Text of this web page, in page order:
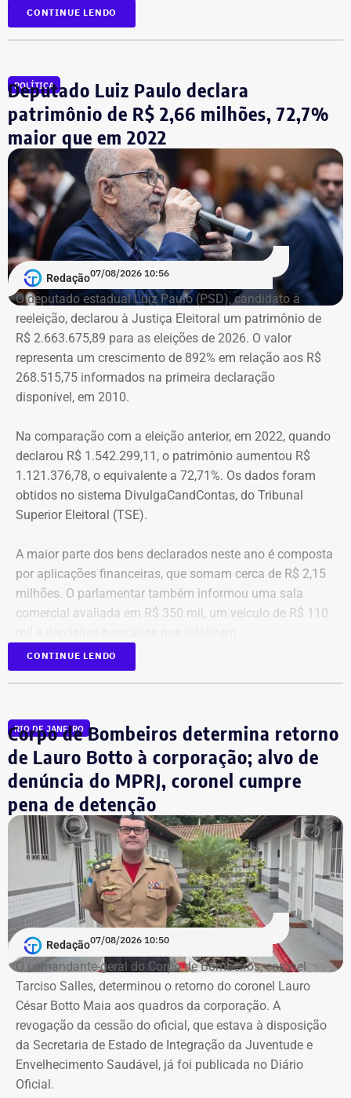
quando foi candidata a vice-prefeita na chapa de Bittar
para a Prefeitura do Rio. Na época, ela não declarou bens.
acumulado dos últimos vinte anos, a expansão nominal
do patrimônio dela foi de R$ 2,9 milhões.
CONTINUE LENDO
POLÍTICA
Deputado Luiz Paulo declara
patrimônio de R$ 2,66 milhões, 72,7%
maior que em 2022
Redação07/08/2026 10:56
O deputado estadual Luiz Paulo (PSD), candidato à
reeleição, declarou à Justiça Eleitoral um patrimônio de
R$ 2.663.675,89 para as eleições de 2026. O valor
representa um crescimento de 892% em relação aos R$
268.515,75 informados na primeira declaração
disponível, em 2010.
Na comparação com a eleição anterior, em 2022, quando
declarou R$ 1.542.299,11, o patrimônio aumentou R$
1.121.376,78, o equivalente a 72,71%. Os dados foram
obtidos no sistema DivulgaCandContas, do Tribunal
Superior Eleitoral (TSE).
A maior parte dos bens declarados neste ano é composta
por aplicações financeiras, que somam cerca de R$ 2,15
milhões. O parlamentar também informou uma sala
comercial avaliada em R$ 350 mil, um veículo de R$ 110
aproximadamente R$ 51,6 mil.
Patrimônio de Luiz Paulo cresceu em
todas as eleições desde 2010
CONTINUE LENDO
RIO DE JANEIRO
Corpo de Bombeiros determina retorno
de Lauro Botto à corporação; alvo de
denúncia do MPRJ, coronel cumpre
pena de detenção
Redação07/08/2026 10:50
O comandante-geral do Corpo de Bombeiros, coronel
Tarciso Salles, determinou o retorno do coronel Lauro
César Botto Maia aos quadros da corporação. A
revogação da cessão do oficial, que estava à disposição
da Secretaria de Estado de Integração da Juventude e
Envelhecimento Saudável, já foi publicada no Diário
Oficial.